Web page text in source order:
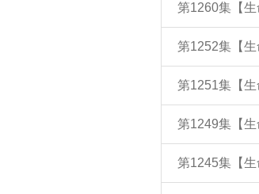
第1260集【
第1252集【
第1251集【
第1249集【
第1245集【